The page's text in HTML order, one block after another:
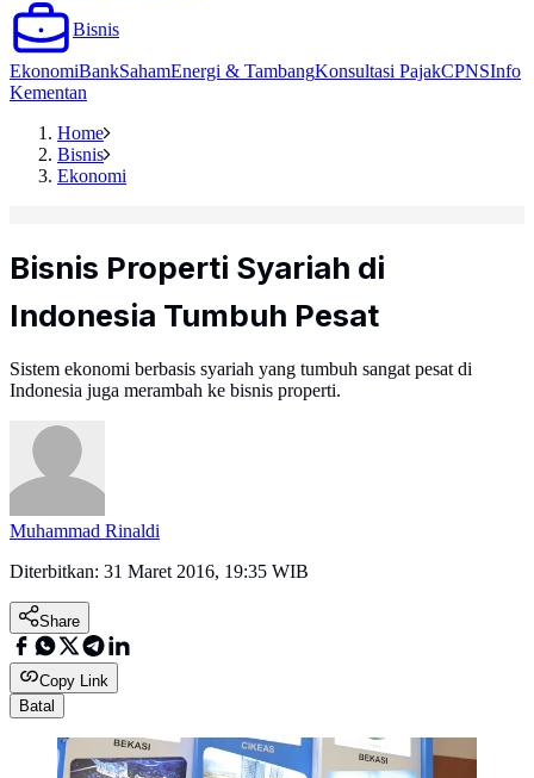
Bisnis
EkonomiBankSahamEnergi & TambangKonsultasi PajakCPNSInfo
Kementan
Home
Bisnis
Ekonomi
Bisnis Properti Syariah di
Indonesia Tumbuh Pesat
Sistem ekonomi berbasis syariah yang tumbuh sangat pesat di
Indonesia juga merambah ke bisnis properti.
Muhammad Rinaldi
Diterbitkan: 31 Maret 2016, 19:35 WIB
Share
Copy Link
Batal